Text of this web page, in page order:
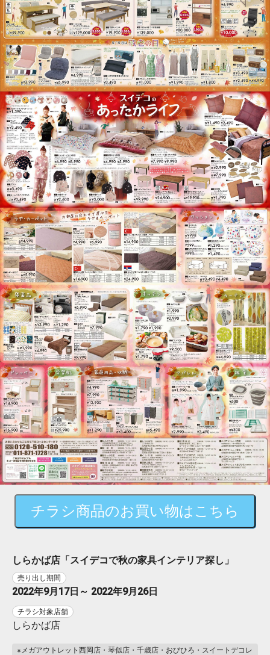
チラシ商品のお買い物はこちら
しらかば店「スイデコで秋の家具インテリア探し」
売り出し期間
2022年9月17日～ 2022年9月26日
チラシ対象店舗
しらかば店
※メガアウトレット西岡店・琴似店・千歳店・おびひろ・スイートデコレ